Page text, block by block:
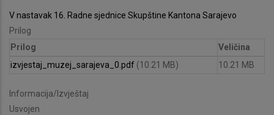
V nastavak 16. Radne sjednice Skupštine Kantona Sarajevo
Prilog
Prilog
Veličina
izvjestaj_muzej_sarajeva_0.pdf (10.21 MB) 10.21 MB
Informacija/Izvještaj
Usvojen